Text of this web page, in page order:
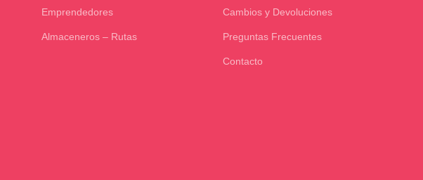
Emprendedores
Almaceneros – Rutas
Cambios y Devoluciones
Preguntas Frecuentes
Contacto